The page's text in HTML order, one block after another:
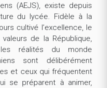
(AEJS), existe depuis
du lycée. Fidèle à la
cultivé l’excellence, le
de la République,
réalités du monde
sont délibérément
et ceux qui fréquentent
se préparent à animer,